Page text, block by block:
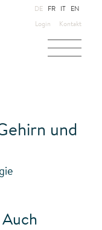
Login Kontakt
DE FR EN
und